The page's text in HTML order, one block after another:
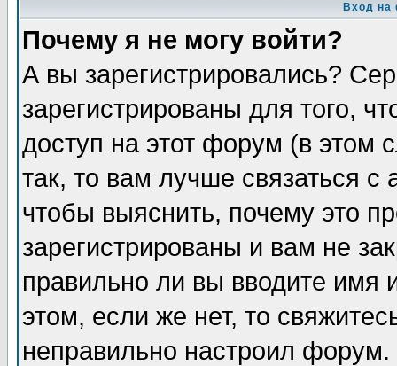
Вход на
Почему я не могу войти?
А вы зарегистрировались?
зарегистрированы для того,
доступ на этот форум (в этом
так, то вам лучше связаться
чтобы выяснить, почему это
зарегистрированы и вам не
правильно ли вы вводите
этом, если же нет, то
неправильно настроил форум.